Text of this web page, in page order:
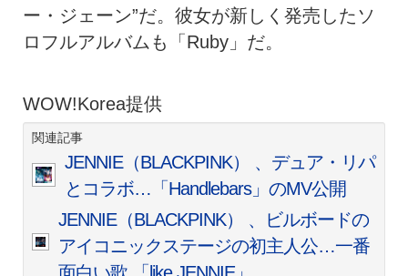
ー・ジェーン”だ。彼女が新しく発売したソ
ロフルアルバムも「Ruby」だ。
WOW!Korea提供
関連記事
JENNIE（BLACKPINK） 、デュア・リパ
とコラボ…「Handlebars」のMV公開
JENNIE（BLACKPINK） 、ビルボードの
アイコニックステージの初主人公…一番